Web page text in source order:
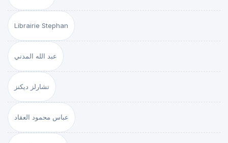
Librairie Stephan
عبد الله المدني
تشارلز ديكنز
عباس محمود العقاد